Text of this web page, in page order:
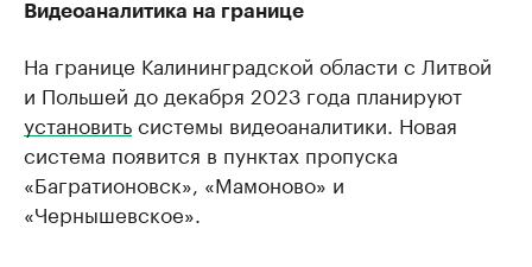
Видеоаналитика на границе
На границе Калининградской области с Литвой
и Польшей до декабря 2023 года планируют
установитьсистемы видеоаналитики. Новая
система появится в пунктах пропуска
«Багратионовск», «Мамоново» и
«Чернышевское».